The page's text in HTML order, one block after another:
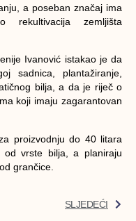
a poseban značaj ima
rekultivacija zemljišta
Ivanović istakao je da
sadnica, plantažiranje,
bilja, a da je riječ o
koji imaju zagarantovan
proizvodnju do 40 litara
od vrste bilja, a planiraju
grančice.
SLJEDEĆI